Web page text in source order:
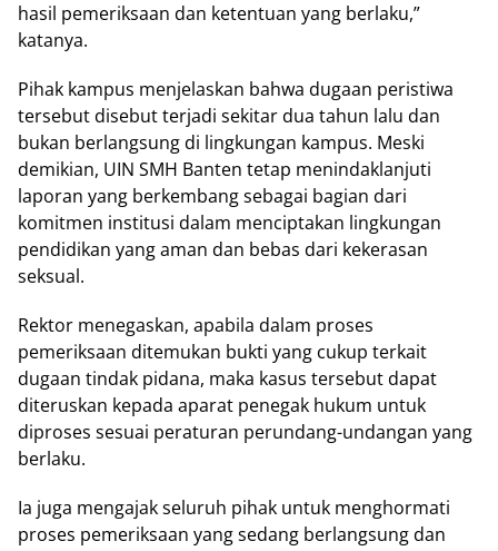
hasil pemeriksaan dan ketentuan yang berlaku,”
katanya.
Pihak kampus menjelaskan bahwa dugaan peristiwa
tersebut disebut terjadi sekitar dua tahun lalu dan
bukan berlangsung di lingkungan kampus. Meski
demikian, UIN SMH Banten tetap menindaklanjuti
laporan yang berkembang sebagai bagian dari
komitmen institusi dalam menciptakan lingkungan
pendidikan yang aman dan bebas dari kekerasan
seksual.
Rektor menegaskan, apabila dalam proses
pemeriksaan ditemukan bukti yang cukup terkait
dugaan tindak pidana, maka kasus tersebut dapat
diteruskan kepada aparat penegak hukum untuk
diproses sesuai peraturan perundang-undangan yang
berlaku.
Ia juga mengajak seluruh pihak untuk menghormati
proses pemeriksaan yang sedang berlangsung dan